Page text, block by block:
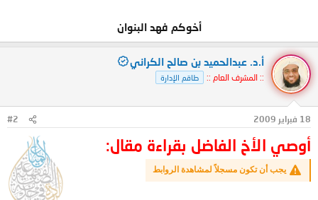
أخوكم فهد البنوان​
أ.د. عبدالحميد بن صالح الكراني
:: المشرف العام :: طاقم الإدارة
18 فبراير 2009 #2
أوصي الأخ الفاضل بقراءة مقال:
يجب أن تكون مسجلاً لمشاهدة الروابط